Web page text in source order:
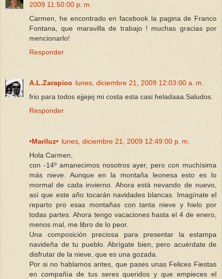
2009 11:50:00 p. m.
Carmen, he encontrado en facebook la pagina de Franco
Fontana, que maravilla de trabajo ! muchas gracias por
mencionarlo!
Responder
A.L.Zarapico lunes, diciembre 21, 2009 12:03:00 a. m.
frio para todos ejjejej mi costa esta casi heladaaa.Saludos.
Responder
•Mariluz• lunes, diciembre 21, 2009 12:49:00 p. m.
Hola Carmen,
con -14º amanecimos nosotros ayer, pero con muchísima
más nieve. Aunque en la montaña leonesa esto es lo
mormal de cada invierno. Ahora está nevando de nuevo,
así que este año tocarán navidades blancas. Imagínate el
reparto pro esas montañas con tanta nieve y hielo por
todas partes. Ahora tengo vacaciones hasta el 4 de enero,
menos mal, me libro de lo peor.
Una composición preciosa para presentar la estampa
navideña de tu pueblo. Abrígate bien, pero acuérdate de
disfrutar de la nieve, que es una gozada.
Por si no hablamos antes, que pases unas Felices Fiestas
en compañía de tus seres queridos y que empieces el